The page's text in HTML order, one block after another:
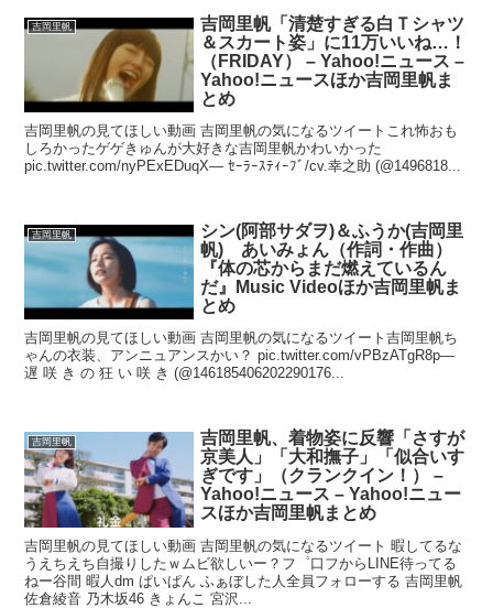
吉岡里帆
吉岡里帆「清楚すぎる白Ｔシャツ
＆スカート姿」に11万いいね…！
（FRIDAY） – Yahoo!ニュース –
Yahoo!ニュースほか吉岡里帆ま
とめ
吉岡里帆の見てほしい動画 吉岡里帆の気になるツイートこれ怖おも
しろかったゲゲきゅんが大好きな吉岡里帆かわいかった
pic.twitter.com/nyPExEDuqX— ｾｰﾗｰｽﾃｨｰﾌﾞ/cv.幸之助 (@1496818...
吉岡里帆
シン(阿部サダヲ)＆ふうか(吉岡里
帆) あいみょん（作詞・作曲）
『体の芯からまだ燃えているん
だ』Music Videoほか吉岡里帆ま
とめ
吉岡里帆の見てほしい動画 吉岡里帆の気になるツイート吉岡里帆ち
ゃんの衣装、アンニュアンスかい？ pic.twitter.com/vPBzATgR8p—
遅 咲 き の 狂 い 咲 き (@146185406202290176...
吉岡里帆
吉岡里帆、着物姿に反響「さすが
京美人」「大和撫子」「似合いす
ぎです」（クランクイン！） –
Yahoo!ニュース – Yahoo!ニュー
スほか吉岡里帆まとめ
吉岡里帆の見てほしい動画 吉岡里帆の気になるツイート 暇してるな
うえちえち自撮りしたｗムビ欲しいー？フ゜口フからLIΝΕ待ってる
ねー谷間 暇人dm ぱいぱん ふぁぼした人全員フォローする 吉岡里帆
佐倉綾音 乃木坂46 きょんこ 宮沢...